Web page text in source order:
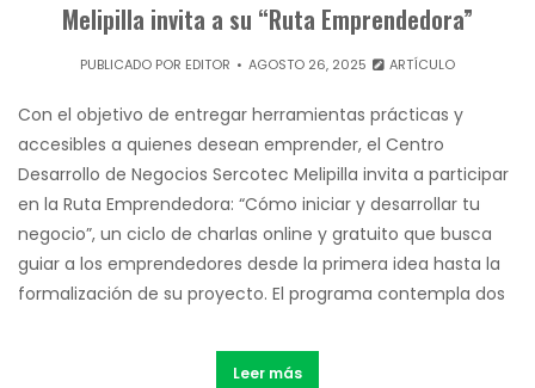
Melipilla invita a su “Ruta Emprendedora”
PUBLICADO POR EDITOR AGOSTO 26, 2025 ARTÍCULO
Con el objetivo de entregar herramientas prácticas y
accesibles a quienes desean emprender, el Centro
Desarrollo de Negocios Sercotec Melipilla invita a participar
en la Ruta Emprendedora: “Cómo iniciar y desarrollar tu
negocio”, un ciclo de charlas online y gratuito que busca
guiar a los emprendedores desde la primera idea hasta la
formalización de su proyecto. El programa contempla dos
Leer más